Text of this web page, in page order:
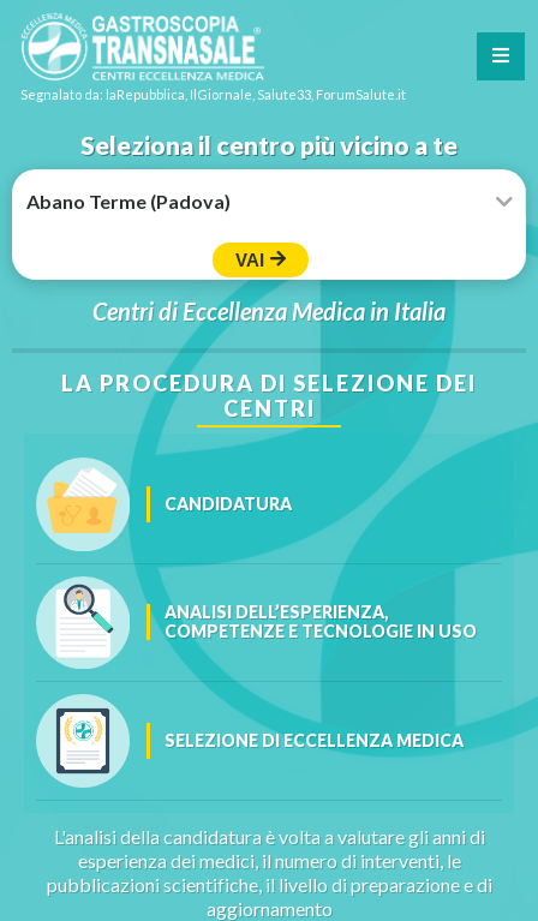
Segnalato da: laRepubblica, IlGiornale, Salute33, ForumSalute.it
Seleziona il centro più vicino a te
VAI
Centri di Eccellenza Medica in Italia
LA PROCEDURA DI SELEZIONE DEI
CENTRI
CANDIDATURA
ANALISI DELL’ESPERIENZA,
COMPETENZE E TECNOLOGIE IN USO
SELEZIONE DI ECCELLENZA MEDICA
L'analisi della candidatura è volta a valutare gli anni di
esperienza dei medici, il numero di interventi, le
pubblicazioni scientifiche, il livello di preparazione e di
aggiornamento